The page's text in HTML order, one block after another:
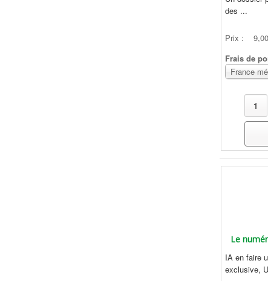
des ...
Prix :
Frais de
Le
IA en faire
exclusive,